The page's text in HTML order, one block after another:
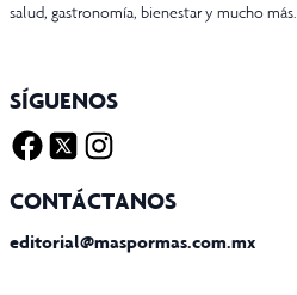
salud, gastronomía, bienestar y mucho más.
SÍGUENOS
CONTÁCTANOS
editorial@maspormas.com.mx